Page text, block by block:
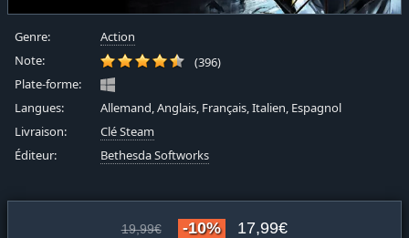
Genre:
Action
Note:
(396)
Plate-forme:
Langues:
Allemand, Anglais, Français, Italien, Espagnol
Livraison:
Clé Steam
Éditeur:
Bethesda Softworks
19,99€ -10% 17,99€